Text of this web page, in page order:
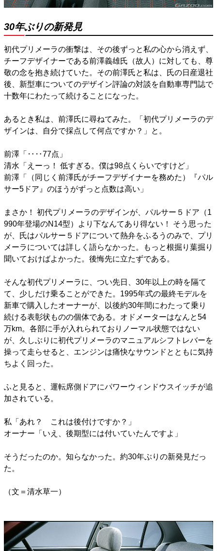
30年ぶりの新発見
初代プリメーラの衝撃は、その後ずっと私の心から消えず、
チーフデザイナーである前澤義雄氏（故人）に対しても、尊
敬の念を抱き続けていた。その前澤氏と私は、氏の日産退社
後、新型車についてのデザイン評論の対談を自動車専門誌で
十数年にわたって続けることになった。
あるとき私は、前澤氏に尋ねてみた。「初代プリメーラのデ
ザインは、自分で採点して何点ですか？」と。
前澤「‥‥77点」
清水「えーっ！ 低すぎる。僕は98点くらいですけど」
前澤「（同じく前澤氏がチーフデザイナーを務めた）『パル
サー5ドア』のほうがずっと点数は高い」
まさか！ 初代プリメーラのデザインが、パルサー５ドア（1
990年登場のN14型）より下なんてあり得ない！ そう思った
が、氏はパルサー５ドアについて熱弁をふるうのみで、プリ
メーラについては詳しく語らなかった。もっと根掘り葉掘り
聞いておけばよかった。後悔先に立たずである。
そんな初代プリメーラに、つい先日、30年以上の時を隔て
て、少しだけ乗ることができた。1995年式の最終モデルを
新車で購入したオーナーが、以後約30年間にわたって乗り
続ける表彰状ものの個体である。オドメーターはなんと54
万km。各部に手が入れられておりノーマル状態ではない
が、久しぶりに初代プリメーラのマニュアルシフトレバーを
操って走らせると、エンジンは痛快なサウンドとともに気持
ちよく回った。
ふと見ると、運転席側ドアにパワーウィンドウスイッチが追
加されている。
私「あれ？ これは後付けですか？」
オーナー「いえ、後期型には付いていたんですよ」
そうだったのか。知らなかった。約30年ぶりの新発見だっ
た。
（文＝清水草一）